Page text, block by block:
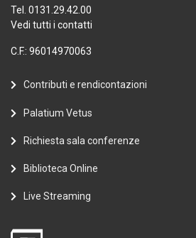
Tel. 0131.29.42.00
Vedi tutti i contatti
C.F.: 96014970063
Contributi e rendicontazioni
Palatium Vetus
Richiesta sala conferenze
Biblioteca Online
Live Streaming